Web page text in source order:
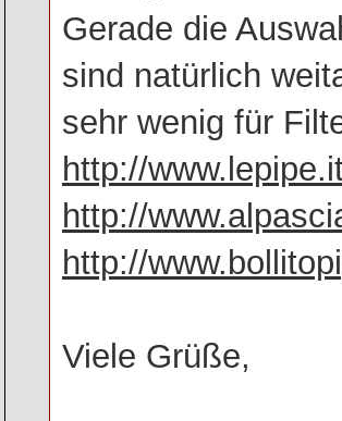
Gerade die
sind natürlich
sehr wenig für
http://
http://
http://
Viele Grüße,